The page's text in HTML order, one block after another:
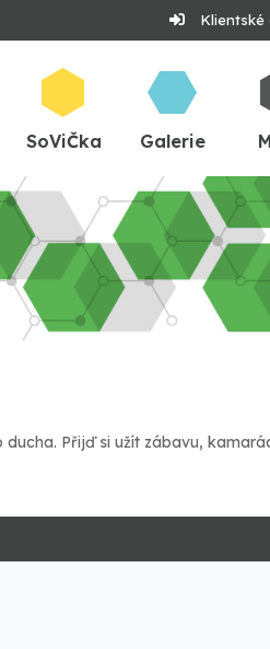
Klientské
SoViČka Galerie
Přijď si užít zábavu,